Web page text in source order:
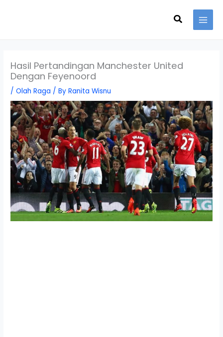
Search
Hasil Pertandingan Manchester United
Dengan Feyenoord
/Olah Raga / ByRanita Wisnu